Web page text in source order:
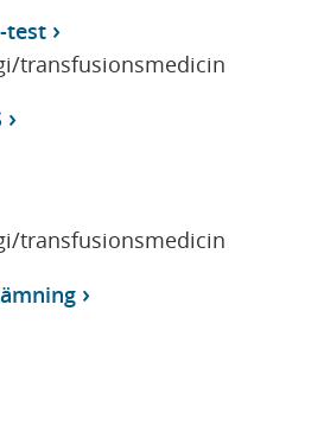
test
transfusionsmedicin
transfusionsmedicin